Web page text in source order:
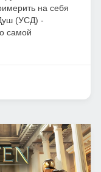
на себя
(УСД) -
самой